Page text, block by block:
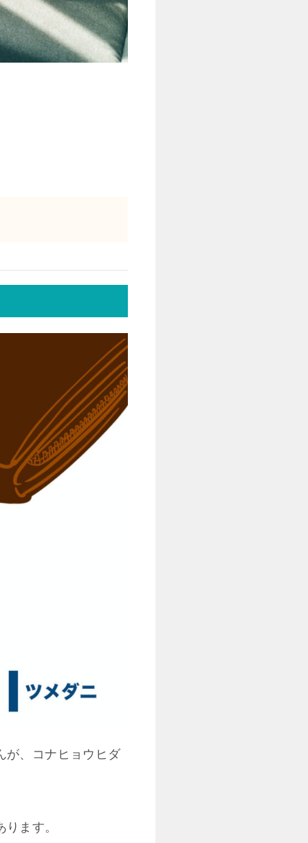
が、コナヒョウヒダ
ます。